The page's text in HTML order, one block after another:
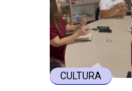
CULTURA